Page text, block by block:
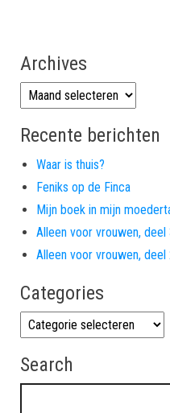
Archives
Archives
Recente berichten
Waar is thuis?
Feniks op de Finca
Mijn boek in mijn
Alleen voor vrouwen, deel
Alleen voor vrouwen, deel
Categories
Categories
Search